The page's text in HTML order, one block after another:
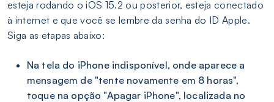
esteja rodando o iOS 15.2 ou posterior, esteja conectado
à internet e que você se lembre da senha do ID Apple.
Siga as etapas abaixo:
Na tela do iPhone indisponível, onde aparece a
mensagem de "tente novamente em 8 horas",
toque na opção "Apagar iPhone", localizada no